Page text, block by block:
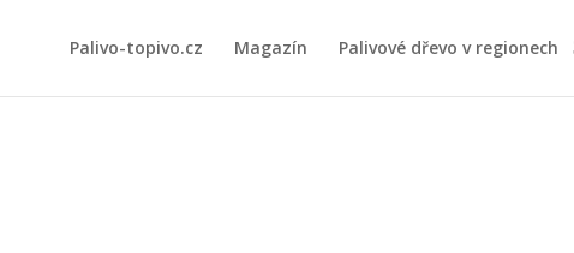
Palivo-topivo.cz Magazín Palivové dřevo v regionech